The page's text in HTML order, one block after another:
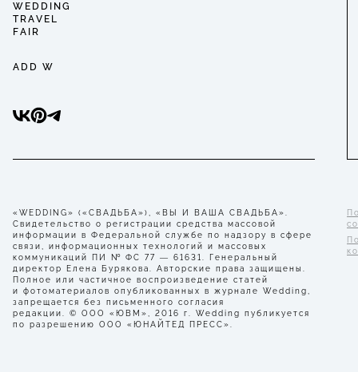
WEDDING
TRAVEL
FAIR
ADD W
«WEDDING» («СВАДЬБА»), «ВЫ И ВАША СВАДЬБА».
Свидетельство о регистрации средства массовой
информации в Федеральной службе по надзору в сфере
связи, информационных технологий и массовых
коммуникаций ПИ № ФС 77 — 61631. Генеральный
директор Елена Бурякова. Авторские права защищены.
Полное или частичное воспроизведение статей
и фотоматериалов опубликованных в журнале Wedding,
запрещается без письменного согласия
редакции. © ООО «ЮВМ», 2016 г. Wedding публикуется
по разрешению ООО «ЮНАЙТЕД ПРЕСС».